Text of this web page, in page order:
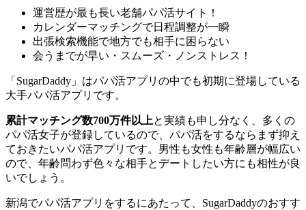
運営歴が最も長い老舗パパ活サイト！
カレンダーマッチングで日程調整が一瞬
出張検索機能で地方でも相手に困らない
会うまでが早い・スムーズ・ノンストレス！
「SugarDaddy」はパパ活アプリの中でも初期に登場している
大手パパ活アプリです。
累計マッチング数700万件以上と実績も申し分なく、多くの
パパ活女子が登録しているので、パパ活をするならまず抑え
ておきたいパパ活アプリです。男性も女性も年齢層が幅広い
ので、年齢問わず色々な相手とデートしたい方にも相性が良
いでしょう。
新潟でパパ活アプリをするにあたって、SugarDaddyのおすす